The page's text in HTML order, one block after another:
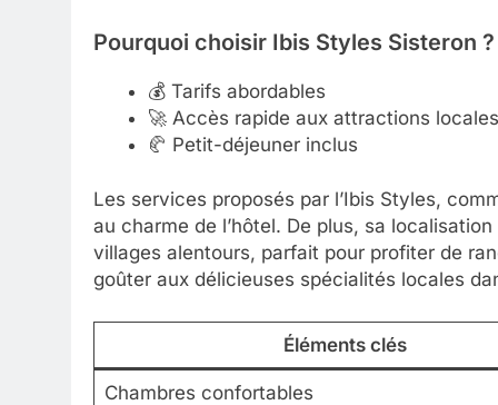
Pourquoi choisir Ibis Styles Sisteron ?
💰 Tarifs abordables
🚀 Accès rapide aux attractions locales
🥐 Petit-déjeuner inclus
Les services proposés par l’Ibis Styles,
au charme de l’hôtel. De plus, sa
villages alentours, parfait pour profiter de
goûter aux délicieuses spécialités locales
Éléments clés
Chambres confortables